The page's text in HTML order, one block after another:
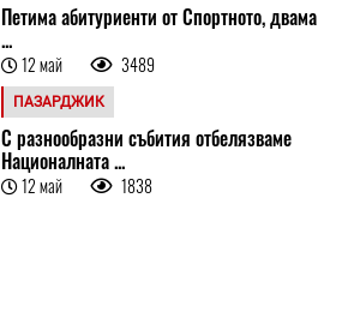
Петима абитуриенти от Спортното, двама
...
12 май 3489
ПАЗАРДЖИК
С разнообразни събития отбелязваме
Националната ...
12 май 1838